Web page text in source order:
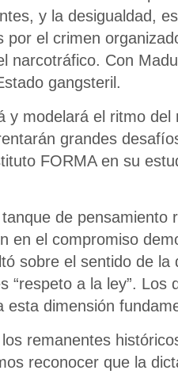
y la desigualdad,
por el crimen
narcotráfico. Con
gangsteril.
y modelará el ritmo
grandes
FORMA en su
de pensamiento
en el compromiso
sobre el sentido de la
“respeto a la ley”. Los
esta dimensión
remanentes
reconocer que la